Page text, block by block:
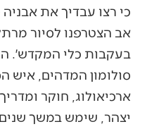
כי רצו עבדיך את
אב הצטרפנו לסיור
בעקבות כלי המקדש׳.
סולומון המדהים, איש
ארכיאולוג, חוקר
יצהר, שימש במשך